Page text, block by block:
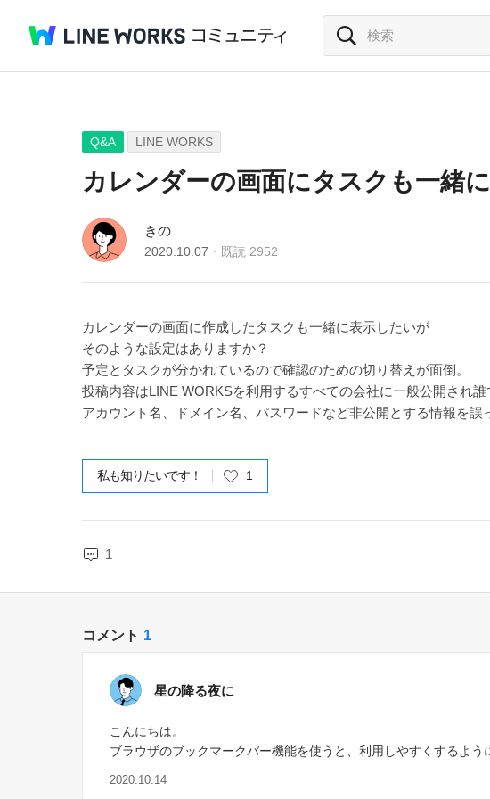
Q&A LINE WORKS
カレンダーの画面にタスクも一緒
きの
2020.10.07 既読 2952
カレンダーの画面に作成したタスクも一緒に表示したいが
そのような設定はありますか？
予定とタスクが分かれているので確認のための切り替えが面倒。
投稿内容はLINE WORKSを利用するすべての会社に一般公開され誰
アカウント名、ドメイン名、パスワードなど非公開とする情報を
私も知りたいです！ 1
1
コメント 1
星の降る夜に
こんにちは。
ブラウザのブックマークバー機能を使うと、利用しやすくするよう
2020.10.14